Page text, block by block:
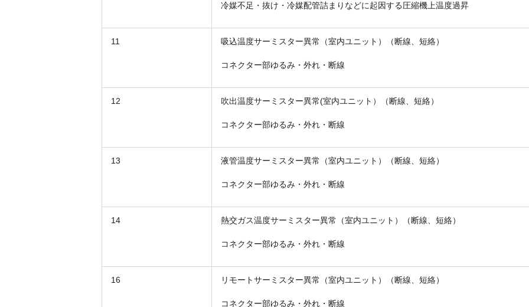
冷媒不足・抜け・冷媒配管詰まりなどに起因する圧縮機上温度過昇
11 吸込温度サーミスター異常（室内ユニット）（断線、短絡）
コネクター部ゆるみ・外れ・断線
12 吹出温度サーミスター異常(室内ユニット）（断線、短絡）
コネクター部ゆるみ・外れ・断線
13 液管温度サーミスター異常（室内ユニット）（断線、短絡）
コネクター部ゆるみ・外れ・断線
14 熱交ガス温度サーミスター異常（室内ユニット）（断線、短絡）
コネクター部ゆるみ・外れ・断線
16 リモートサーミスター異常（室内ユニット）（断線、短絡）
コネクター部ゆるみ・外れ・断線